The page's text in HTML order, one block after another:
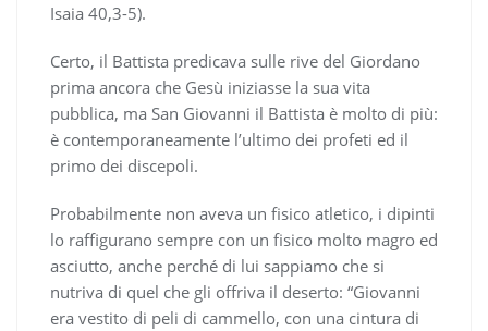
Isaia 40,3-5).
Certo, il Battista predicava sulle rive del Giordano
prima ancora che Gesù iniziasse la sua vita
pubblica, ma San Giovanni il Battista è molto di più:
è contemporaneamente l’ultimo dei profeti ed il
primo dei discepoli.
Probabilmente non aveva un fisico atletico, i dipinti
lo raffigurano sempre con un fisico molto magro ed
asciutto, anche perché di lui sappiamo che si
nutriva di quel che gli offriva il deserto: “Giovanni
era vestito di peli di cammello, con una cintura di